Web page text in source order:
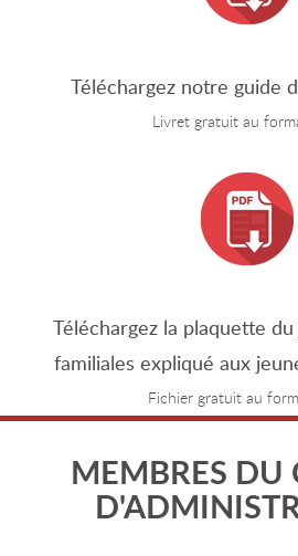
Téléchargez notre guide
Livret gratuit au
Téléchargez la plaquette
familiales expliqué aux
Fichier gratuit au
MEMBRES DU